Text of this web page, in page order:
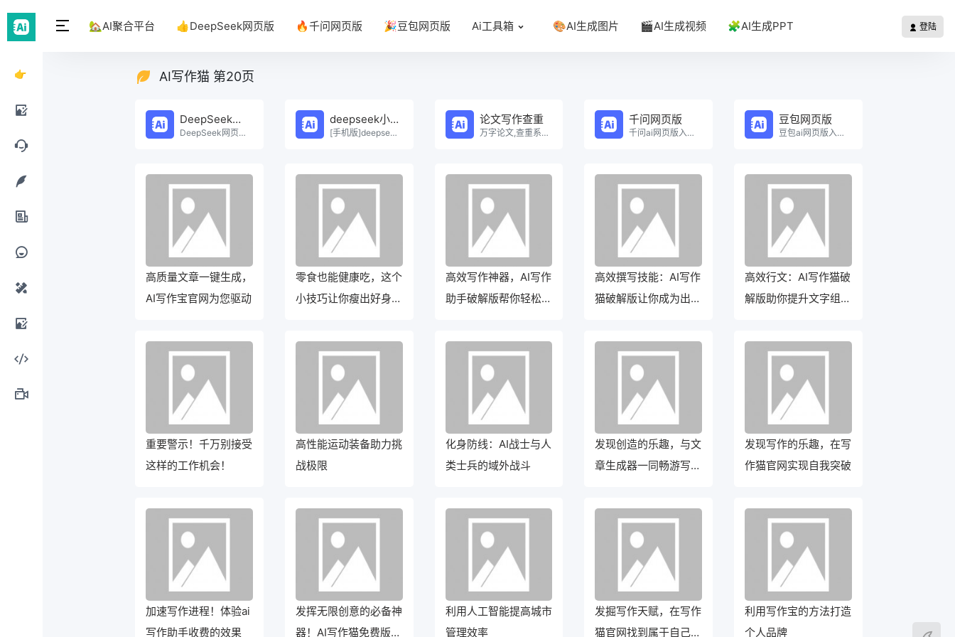
👉
DeepSeek
AI绘
AI聊
AI写
AI办
AI提
AI设
AI图
AI编
🏡AI聚合平台 👍DeepSeek网页版 🔥千问网页版 🎉豆包网页版 Ai工具箱 🎨AI生成图片 🎬AI生成视频 🧩AI生成PPT 登陆
AI写作猫 第20页
DeepSeek网页版
DeepSeek网页版在线免费体验。
deepseek小程序
[手机版]deepseek小程序在线使用。
论文写作查重
万字论文,查重系统，Ai一键生成原创论文，权威查重系统，论文生成，论文写作，论文查重，论文致谢，论文。
千问网页版
千问ai网页版入口在线使用。
豆包网页版
豆包ai网页版入口在线使用。
高质量文章一键生成，
AI写作宝官网为您驱动
零食也能健康吃，这个
小技巧让你瘦出好身
高效写作神器，AI写作
助手破解版帮你轻松驾
高效撰写技能：AI写作
猫破解版让你成为出色
高效行文：AI写作猫破
解版助你提升文字组织
重要警示！千万别接受
这样的工作机会！
高性能运动装备助力挑
战极限
化身防线：AI战士与人
类士兵的域外战斗
发现创造的乐趣，与文
章生成器一同畅游写作
发现写作的乐趣，在写
作猫官网实现自我突破
加速写作进程！体验ai
写作助手收费的效果
发挥无限创意的必备神
器！AI写作猫免费版正
利用人工智能提高城市
管理效率
发掘写作天赋，在写作
猫官网找到属于自己的
利用写作宝的方法打造
个人品牌